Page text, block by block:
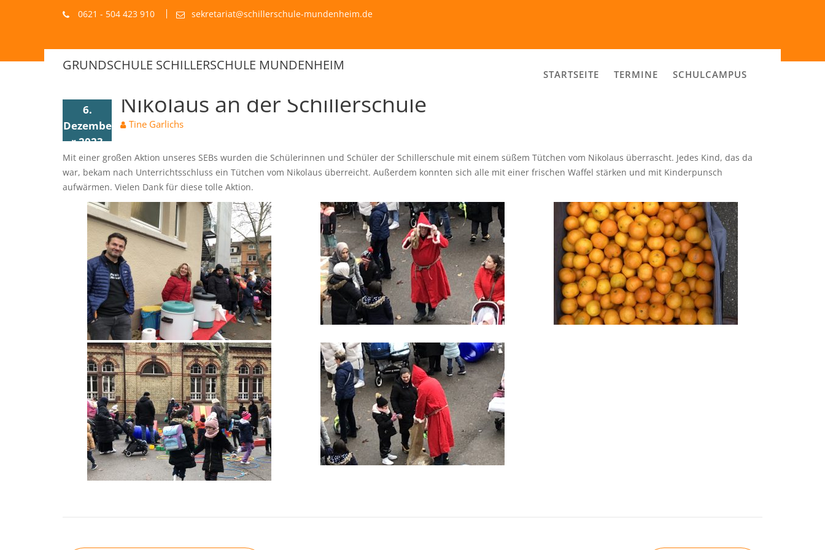
0621 - 504 423 910 sekretariat@schillerschule-mundenheim.de
GRUNDSCHULE SCHILLERSCHULE MUNDENHEIM
STARTSEITE TERMINE SCHULCAMPUS
Blog
6.
Dezembe
r 2023
Nikolaus an der Schillerschule
Tine Garlichs
Mit einer großen Aktion unseres SEBs wurden die Schülerinnen und Schüler der Schillerschule mit einem süßem Tütchen vom Nikolaus überrascht. Jedes Kind, das da
war, bekam nach Unterrichtsschluss ein Tütchen vom Nikolaus überreicht. Außerdem konnten sich alle mit einer frischen Waffel stärken und mit Kinderpunsch
aufwärmen. Vielen Dank für diese tolle Aktion.